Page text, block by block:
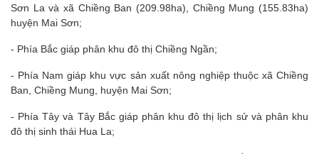
Sơn La và xã Chiềng Ban (209.98ha), Chiềng Mung (155.83ha)
huyện Mai Sơn;
- Phía Bắc giáp phân khu đô thị Chiềng Ngần;
- Phía Nam giáp khu vực sản xuất nông nghiệp thuộc xã Chiềng
Ban, Chiềng Mung, huyện Mai Sơn;
- Phía Tây và Tây Bắc giáp phân khu đô thị lịch sử và phân khu
đô thị sinh thái Hua La;